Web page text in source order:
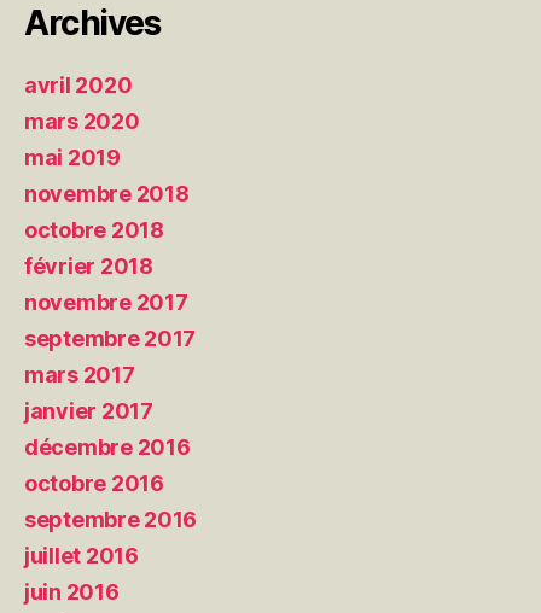
Archives
avril 2020
mars 2020
mai 2019
novembre 2018
octobre 2018
février 2018
novembre 2017
septembre 2017
mars 2017
janvier 2017
décembre 2016
octobre 2016
septembre 2016
juillet 2016
juin 2016